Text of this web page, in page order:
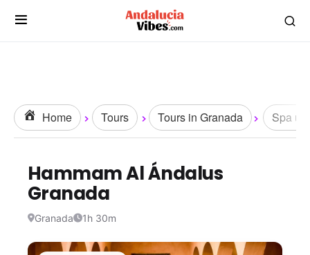
Home Tours Tours in Granada Spa
Hammam Al Ándalus
Granada
Granada 1h 30m